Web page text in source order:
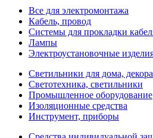
Все для электромонтажа
Кабель, провод
Системы для прокладки
Лампы
Электроустановочные
Светильники для дома,
Светотехника, светильники
Промышленное оборудование
Изоляционные средства
Инструмент, приборы